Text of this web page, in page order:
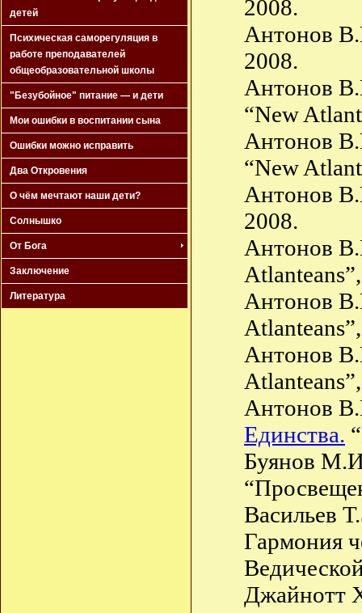
детей
Психическая саморегуляция в
работе преподавателей
общеобразовательной школы
"Безубойное" питание — и дети
Мои ошибки в воспитании сына
Ошибки можно исправить
Два Откровения
О чём мечтают наши дети?
Солнышко
От Бога
Заключение
Литература
2008.
Антонов
2008.
Антонов
“New
Антонов
“New
Антонов
2008.
Антонов
Антонов
Антонов
Антонов
Единства.
Буянов
Васильев
Гармония
Джайнотт